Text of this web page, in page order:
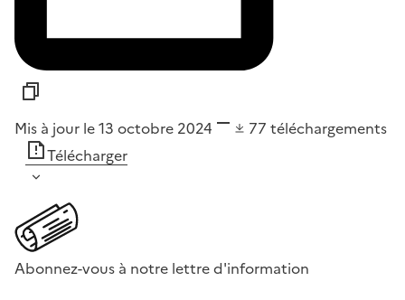
Mis à jour le 13 octobre 2024 77 téléchargements
Télécharger
Abonnez-vous à notre lettre d'information